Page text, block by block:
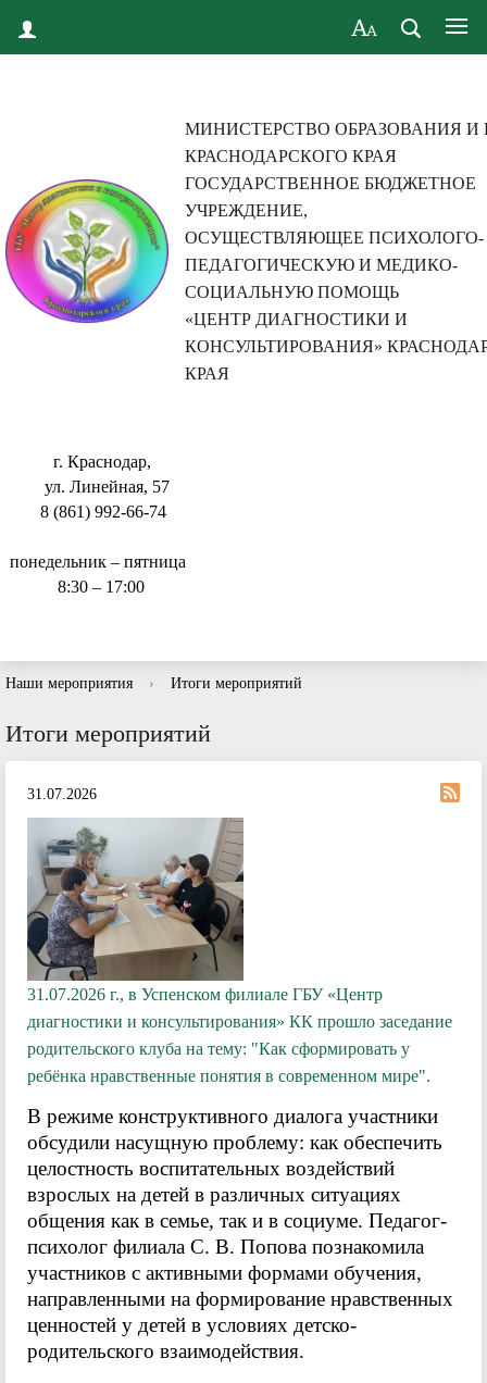
МИНИСТЕРСТВО ОБРАЗОВАНИЯ И
КРАСНОДАРСКОГО КРАЯ
ГОСУДАРСТВЕННОЕ БЮДЖЕТНОЕ
УЧРЕЖДЕНИЕ,
ОСУЩЕСТВЛЯЮЩЕЕ ПСИХОЛОГО-
ПЕДАГОГИЧЕСКУЮ И МЕДИКО-
СОЦИАЛЬНУЮ ПОМОЩЬ
«ЦЕНТР ДИАГНОСТИКИ И
КОНСУЛЬТИРОВАНИЯ»
КРАЯ
г. Краснодар,
ул. Линейная, 57
8 (861) 992-66-74
понедельник – пятница
8:30 – 17:00
Наши мероприятия › Итоги мероприятий
Итоги мероприятий
31.07.2026
31.07.2026 г., в Успенском филиале ГБУ «Центр
диагностики и консультирования» КК прошло заседание
родительского клуба на тему: "Как сформировать у
ребёнка нравственные понятия в современном мире".
В режиме конструктивного диалога участники
обсудили насущную проблему: как обеспечить
целостность воспитательных воздействий
взрослых на детей в различных ситуациях
общения как в семье, так и в социуме. Педагог-
психолог филиала С. В. Попова познакомила
участников с активными формами обучения,
направленными на формирование нравственных
ценностей у детей в условиях детско-
родительского взаимодействия.